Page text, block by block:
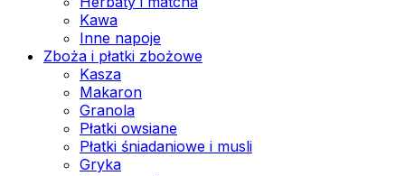
Kawa
Inne napoje
Zboża i płatki zbożowe
Kasza
Makaron
Granola
Płatki owsiane
Płatki śniadaniowe i musli
Gryka